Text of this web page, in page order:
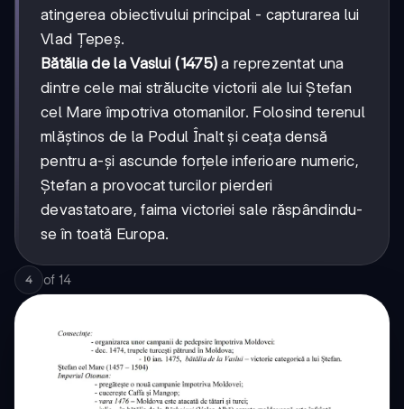
atingerea obiectivului principal - capturarea lui
Vlad Țepeș.
Bătălia de la Vaslui (1475) a reprezentat una
dintre cele mai strălucite victorii ale lui Ștefan
cel Mare împotriva otomanilor. Folosind terenul
mlăștinos de la Podul Înalt și ceața densă
pentru a-și ascunde forțele inferioare numeric,
Ștefan a provocat turcilor pierderi
devastatoare, faima victoriei sale răspândindu-
se în toată Europa.
4 of 14